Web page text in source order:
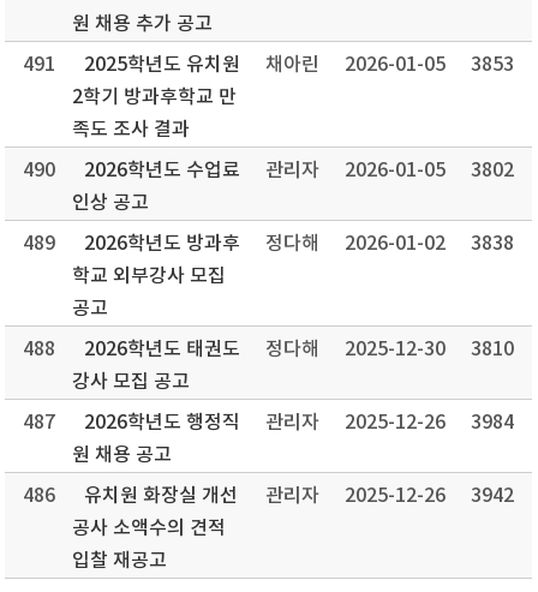
원 채용 추가 공고
491
2025학년도 유치원
2학기 방과후학교 만
족도 조사 결과
채아린 2026-01-05 3853
490
2026학년도 수업료
인상 공고
관리자 2026-01-05 3802
489
2026학년도 방과후
학교 외부강사 모집
공고
정다해 2026-01-02 3838
488
2026학년도 태권도
강사 모집 공고
정다해 2025-12-30 3810
487
2026학년도 행정직
원 채용 공고
관리자 2025-12-26 3984
486
유치원 화장실 개선
공사 소액수의 견적
입찰 재공고
관리자 2025-12-26 3942